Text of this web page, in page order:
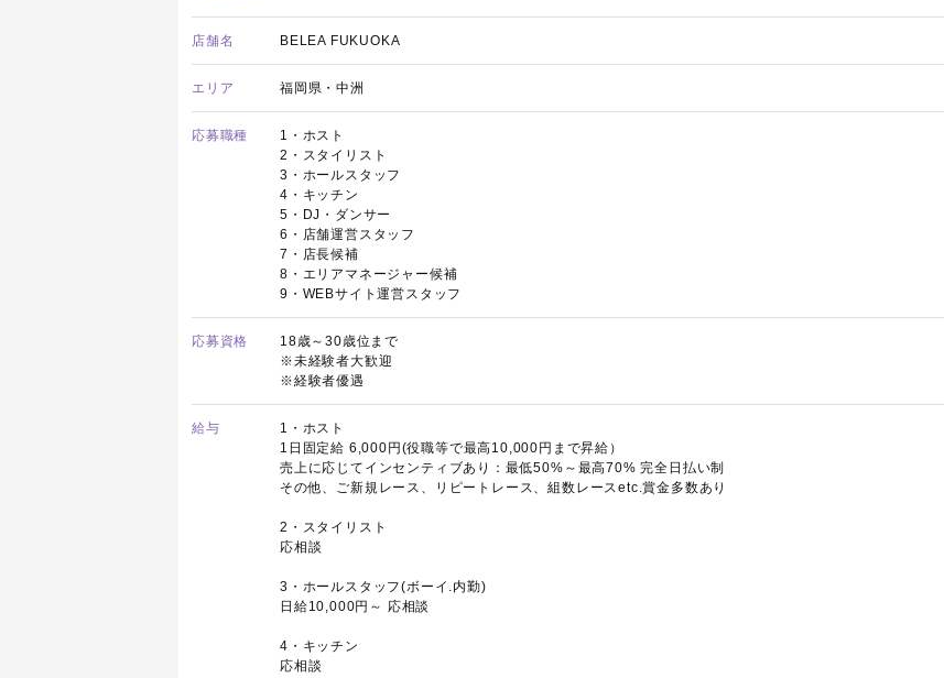
店舗名 BELEA FUKUOKA
エリア 福岡県・中洲
応募職種
1・ホスト
2・スタイリスト
3・ホールスタッフ
4・キッチン
5・DJ・ダンサー
6・店舗運営スタッフ
7・店長候補
8・エリアマネージャー候補
9・WEBサイト運営スタッフ
応募資格
18歳～30歳位まで
※未経験者大歓迎
※経験者優遇
給与
1・ホスト
1日固定給 6,000円(役職等で最高10,000円まで昇給）
売上に応じてインセンティブあり：最低50%～最高70% 完全日払い制
その他、ご新規レース、リピートレース、組数レースetc.賞金多数あり
2・スタイリスト
応相談
3・ホールスタッフ(ボーイ.内勤)
日給10,000円～ 応相談
4・キッチン
応相談